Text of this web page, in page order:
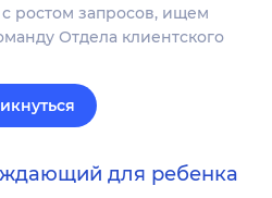
ростом запросов, ищем
Отдела клиентского
для ребенка